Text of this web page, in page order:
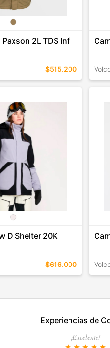
Paxson 2L TDS Inf
$515.200
D Shelter 20K
$616.000
Experiencias de
¡Excelente!